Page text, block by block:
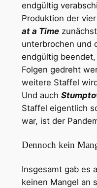
endgültig
Produktion der
at a Time
unterbrochen und
endgültig
Folgen gedreht
weitere Staffel
Und auch
Staffel eigentlich
war, ist der
Dennoch kein
Insgesamt gab es
keinen Mangel an